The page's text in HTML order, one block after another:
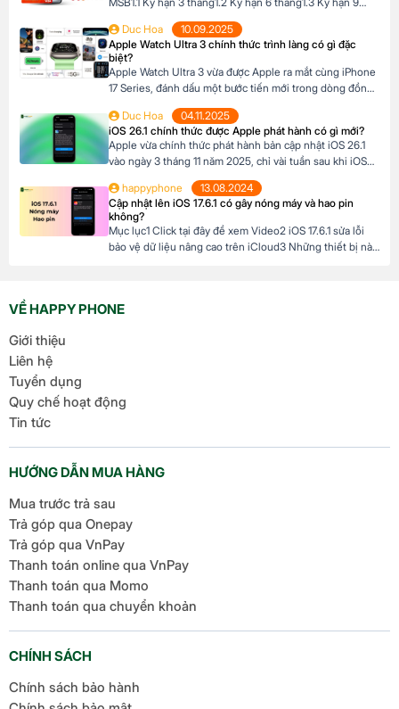
tháng1.4 Kỳ hạn 12 tháng Mua trả góp iPhone 16 128GB
qua thẻ tín dụng MSB Đừng bỏ lỡ cơ hội sở hữu iPhone
16 128GB với mức giá hấp dẫn […]
Duc Hoa
10.09.2025
Apple Watch Ultra 3 chính thức trình làng có gì đặc
biệt?
Apple Watch Ultra 3 vừa được Apple ra mắt cùng iPhone
17 Series, đánh dấu một bước tiến mới trong dòng đồng
phiêu lưu. Với thiết kế chắc chắn, tính năng theo dõi sức
khỏe vượt trội và thời lượng pin ấn tượng, […]
Duc Hoa
04.11.2025
iOS 26.1 chính thức được Apple phát hành có gì mới?
Apple vừa chính thức phát hành bản cập nhật iOS 26.1
vào ngày 3 tháng 11 năm 2025, chỉ vài tuần sau khi iOS
hành mới nhất dành cho iPhone, mang đến nhiều cải
tiến đáng chú ý, tập trung vào […]
happyphone
13.08.2024
Cập nhật lên iOS 17.6.1 có gây nóng máy và hao pin
không?
Mục lục1 Click tại đây để xem Video2 iOS 17.6.1 sửa lỗi
bảo vệ dữ liệu nâng cao trên iCloud3 Những thiết bị nào
VỀ HAPPY PHONE
Giới thiệu
Liên hệ
Tuyển dụng
Quy chế hoạt động
Tin tức
HƯỚNG DẪN MUA HÀNG
Mua trước trả sau
Trả góp qua Onepay
Trả góp qua VnPay
Thanh toán online qua VnPay
Thanh toán qua Momo
Thanh toán qua chuyển khoản
CHÍNH SÁCH
Chính sách bảo hành